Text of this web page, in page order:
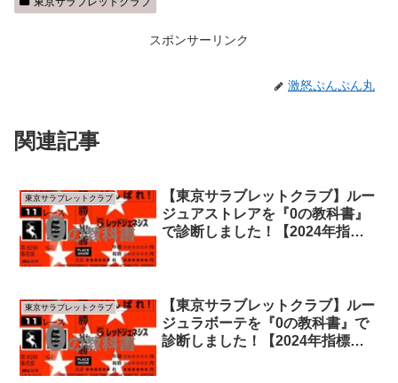
スポンサーリンク
激怒ぷんぷん丸
関連記事
東京サラブレットクラブ
【東京サラブレットクラブ】ルー
ジュアストレアを『0の教科書』
で診断しました！【2024年指標
東京サラブレットクラブ
【東京サラブレットクラブ】ルー
ジュラボーテを『0の教科書』で
診断しました！【2024年指標